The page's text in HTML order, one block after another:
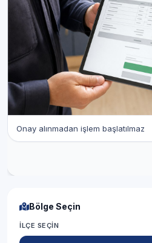
Onay alınmadan işlem başlatılmaz
Bölge Seçin
İLÇE SEÇIN